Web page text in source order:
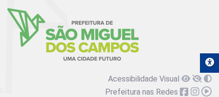
Acessibilidade Visual
Prefeitura nas Redes